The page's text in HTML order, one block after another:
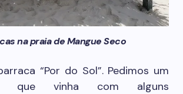
na praia de Mangue Seco
“Por do Sol”. Pedimos um
que vinha com alguns